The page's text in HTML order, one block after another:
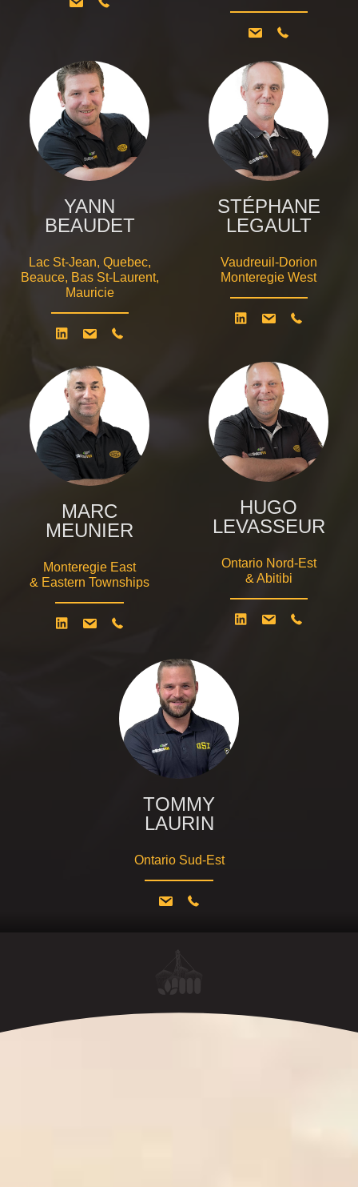
YANN
BEAUDET
Lac St-Jean, Quebec,
Beauce, Bas St-Laurent,
Mauricie
STÉPHANE
LEGAULT
Vaudreuil-Dorion
Monteregie West
MARC
MEUNIER
Monteregie East
& Eastern Townships
HUGO
LEVASSEUR
Ontario Nord-Est
& Abitibi
TOMMY
LAURIN
Ontario Sud-Est